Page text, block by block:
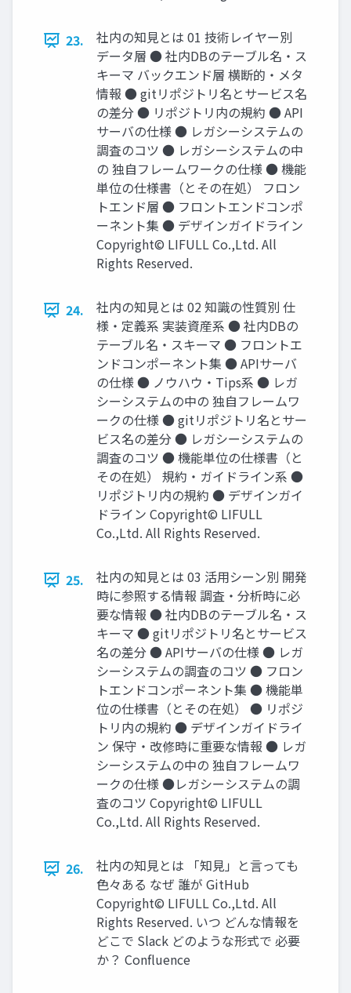
23.
社内の知⾒とは 01 技術レイヤー別
データ層 ● 社内DBのテーブル名‧ス
キーマ バックエンド層 横断的‧メタ
情報 ● gitリポジトリ名とサービス名
の差分 ● リポジトリ内の規約 ● API
サーバの仕様 ● レガシーシステムの
調査のコツ ● レガシーシステムの中
の 独⾃フレームワークの仕様 ● 機能
単位の仕様書（とその在処） フロン
トエンド層 ● フロントエンドコンポ
ーネント集 ● デザインガイドライン
Copyright© LIFULL Co.,Ltd. All
Rights Reserved.
24.
社内の知⾒とは 02 知識の性質別 仕
様‧定義系 実装資産系 ● 社内DBの
テーブル名‧スキーマ ● フロントエ
ンドコンポーネント集 ● APIサーバ
の仕様 ● ノウハウ・Tips系 ● レガ
シーシステムの中の 独⾃フレームワ
ークの仕様 ● gitリポジトリ名とサー
ビス名の差分 ● レガシーシステムの
調査のコツ ● 機能単位の仕様書（と
その在処） 規約‧ガイドライン系 ●
リポジトリ内の規約 ● デザインガイ
ドライン Copyright© LIFULL
Co.,Ltd. All Rights Reserved.
25.
社内の知⾒とは 03 活⽤シーン別 開発
時に参照する情報 調査‧分析時に必
要な情報 ● 社内DBのテーブル名‧ス
キーマ ● gitリポジトリ名とサービス
名の差分 ● APIサーバの仕様 ● レガ
シーシステムの調査のコツ ● フロン
トエンドコンポーネント集 ● 機能単
位の仕様書（とその在処） ● リポジ
トリ内の規約 ● デザインガイドライ
ン 保守‧改修時に重要な情報 ● レガ
シーシステムの中の 独⾃フレームワ
ークの仕様 ●レガシーシステムの調
査のコツ Copyright© LIFULL
Co.,Ltd. All Rights Reserved.
26.
社内の知⾒とは 「知⾒」と⾔っても
⾊々ある なぜ 誰が GitHub
Copyright© LIFULL Co.,Ltd. All
Rights Reserved. いつ どんな情報を
どこで Slack どのような形式で 必要
か？ Conﬂuence